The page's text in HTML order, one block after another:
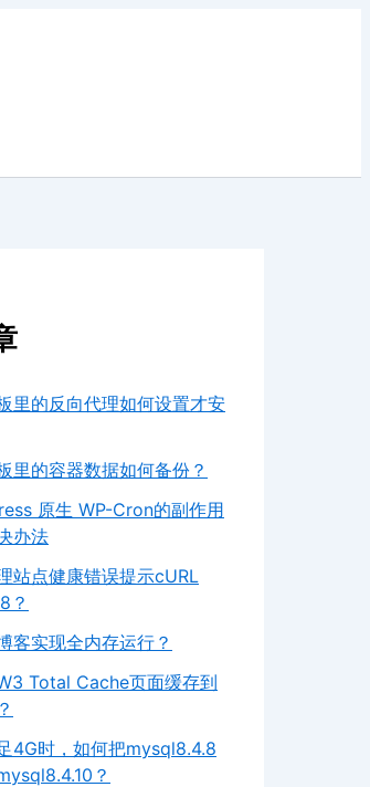
里的反向代理如何设置才安
里的容器数据如何备份？
原生 WP-Cron的副作用
办法
站点健康错误提示cURL
？
客实现全内存运行？
Total Cache页面缓存到
4G时，如何把mysql8.4.8
？